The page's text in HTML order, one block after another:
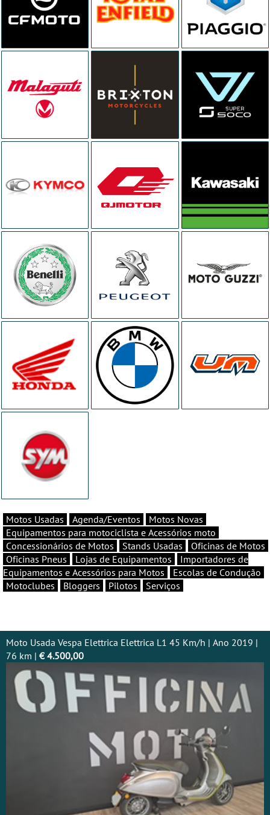
Motos Usadas Agenda/Eventos
Motos Novas
Equipamentos para motociclista e Acessórios moto
Concessionários de Motos
Stands Usadas
Oficinas de Motos
Oficinas Pneus
Lojas de Equipamentos
Importadores de
Equipamentos e Acessórios para Motos
Escolas de Condução
Motoclubes
Bloggers Pilotos Serviços
Moto Usada Vespa Elettrica Elettrica L1 45 Km/h | Ano 2019 |
76 km | € 4.500,00